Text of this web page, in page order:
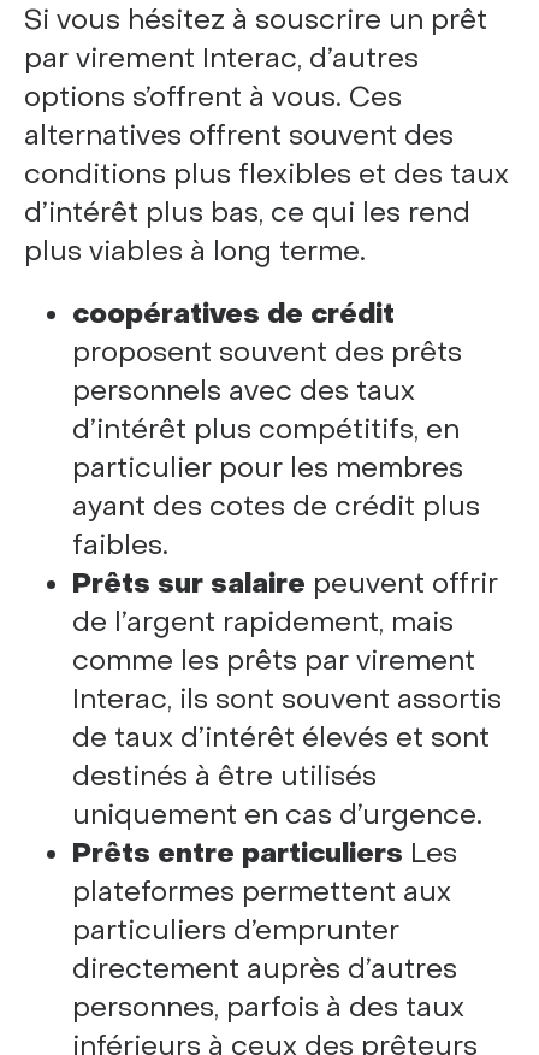
Si vous hésitez à souscrire un prêt
par virement Interac, d’autres
options s’offrent à vous. Ces
alternatives offrent souvent des
conditions plus flexibles et des taux
d’intérêt plus bas, ce qui les rend
plus viables à long terme.
coopératives de crédit
proposent souvent des prêts
personnels avec des taux
d’intérêt plus compétitifs, en
particulier pour les membres
ayant des cotes de crédit plus
faibles.
Prêts sur salaire peuvent offrir
de l’argent rapidement, mais
comme les prêts par virement
Interac, ils sont souvent assortis
de taux d’intérêt élevés et sont
destinés à être utilisés
uniquement en cas d’urgence.
Prêts entre particuliers Les
plateformes permettent aux
particuliers d’emprunter
directement auprès d’autres
personnes, parfois à des taux
inférieurs à ceux des prêteurs